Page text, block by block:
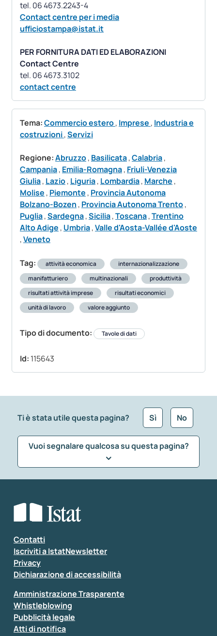
Contact centre per i media
ufficiostampa@istat.it
PER FORNITURA DATI ED ELABORAZIONI
Contact Centre
contact centre
Tema:Commercio estero, Imprese , Industria e
costruzioni,Servizi
Regione:Abruzzo, Basilicata,Calabria,
Campania, Emilia-Romagna, Friuli-Venezia
Giulia, Lazio, Liguria, Lombardia, Marche ,
Molise , Piemonte , Provincia Autonoma
Bolzano-Bozen , Provincia Autonoma Trento,
Puglia,Sardegna,Sicilia,Toscana,Trentino
Alto Adige , Umbria,Valle d'Aosta-Vallée d'Aoste
,Veneto
Tag: attività economica
internazionalizzazione
manifatturiero
multinazionali
produttività
risultati attività imprese
risultati economici
unità di lavoro
valore aggiunto
Tipo di documento: Tavole di dati
Id: 115643
Ti è stata utile questa pagina? Sì No
Vuoi segnalare qualcosa su questa pagina?
Seleziona la tipologia della segnalazione
Inserisci il tuo commento
Contatti
Iscriviti a IstatNewsletter
Privacy
Dichiarazione di accessibilità
Amministrazione Trasparente
Whistleblowing
Pubblicità legale
Atti di notifica